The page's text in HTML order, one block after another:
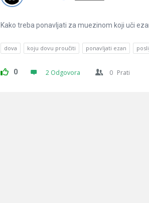
Kako treba ponavljati za muezinom koji uči
dova koju dovu proučiti ponavljati ezan
0 2 Odgovora 0 Prati